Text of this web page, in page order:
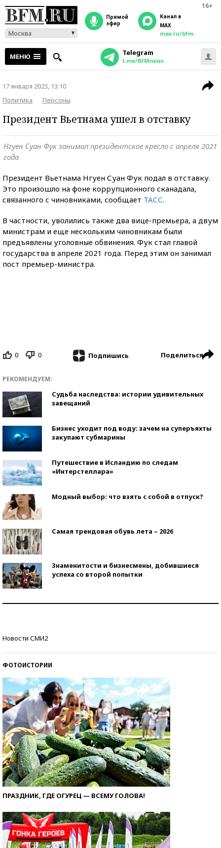
16+
Москва
прямой
эфир
Канал в
MAX
max.ru/bfm
МЕНЮ Telegram
t.me/BFMnews
17 января 2023, 13:10
Политика
Персоны
Президент Вьетнама ушел в отставку
Нгуен Суан Фук занимал президентское кресло с апреля 2021
года
Президент Вьетнама Нгуен Суан Фук подал в отставку.
Это произошло на фоне коррупционного сканадала,
связанного с чиновниками, сообщает ТАСС.
В частности, уволились также два вице-премьера, а двум
министрам и еще нескольким чиновникам были
предъявлены уголовные обвинения. Фук стал главой
государства в апреле 2021 года. Перед этим он занимал
пост премьер-министра.
0 0 Подпишись Поделиться
РЕКОМЕНДУЕМ:
Судьба наследства: истории удивительных
завещаний
Бизнес уходит под воду: зачем на суперъяхты
закупают субмарины
Путешествие в Исландию по следам
«Интерстеллара»
Модный выбор: что взять с собой в отпуск?
Самая трендовая обувь лета – 2026
Знаменитости и бизнесмены, добившиеся
успеха со второй попытки
Новости СМИ2
ФОТОИСТОРИИ
ПРАЗДНИК, ГДЕ ОГУРЕЦ — ВСЕМУ ГОЛОВА!